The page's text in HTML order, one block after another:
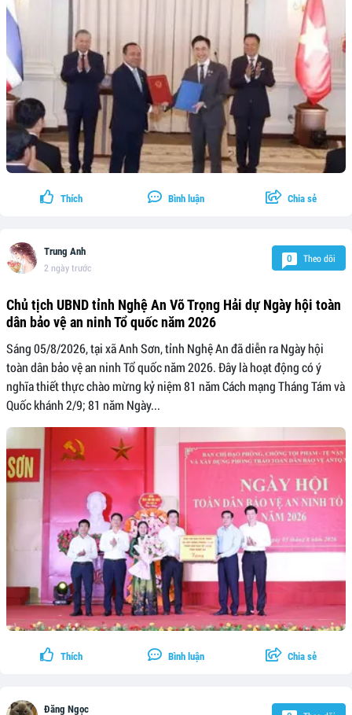
Thích Bình luận Chia sẻ
Trung Anh
2 ngày trước
0 Theo dõi
Chủ tịch UBND tỉnh Nghệ An Võ Trọng Hải dự Ngày hội toàn
dân bảo vệ an ninh Tổ quốc năm 2026
Sáng 05/8/2026, tại xã Anh Sơn, tỉnh Nghệ An đã diễn ra Ngày hội
toàn dân bảo vệ an ninh Tổ quốc năm 2026. Đây là hoạt động có ý
nghĩa thiết thực chào mừng kỷ niệm 81 năm Cách mạng Tháng Tám và
Quốc khánh 2/9; 81 năm Ngày...
Thích Bình luận Chia sẻ
Đăng Ngọc